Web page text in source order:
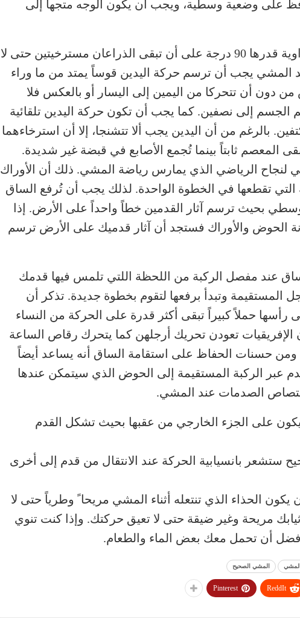
على وضعية وسطية، ويجب أن يكون الوجه متجهاً إلى
يجب أن يحافظ المرفقان على زاوية قدرها 90 درجة على أن تبقى الذراعان مسترخيتين حتى لا
المشي يجب أن ترسم حركة اليدين قوساً يمتد من ما وراء
أن تتحركا من اليمين إلى اليسار أو بالعكس فلا
الجسم إلى نصفين. كما يجب أن تكون حركة اليدين تلقائية
بالرغم من أن اليدين يجب ألا تتشنجا، إلا أن استرخاءهما
المعصم ثابتاً بينما تُجمع الأصابع في قبضة غير شديدة.
لنجاح الرياضي الذي يمارس رياضة المشي. ذلك أن الأوراك
تقطعها في الخطوة الواحدة. لذلك يجب أن تُرفع الساق
بحيث ترسم آثار القدمين خطاً واحداً على الأرض. إذا
الحوض والأوراك فستجد أن آثار قدميك على الأرض ترسم
عند مفصل الركبة من اللحظة اللتي تلمس فيها قدمك
المستقيمة وتبدأ برفعها لتقوم بخطوة جديدة. تذكر أن
رأسها حملاً كبيراً تبقى أكثر قدرة على الحركة من النساء
الإفريقيات تعودن تحريك أرجلهن كما يتحرك رقاص الساعة
حسنات الحفاظ على استقامة الساق أنه يساعد أيضاً
عبر الركبة المستقيمة إلى الحوض الذي سيتمكن عندها
الصدمات عند المشي.
على الجزء الخارجي من عقبها بحيث تشكل القدم
بانسيابية الحركة عند الانتقال من قدم إلى أخرى
الحذاء الذي تنتعله أثناء المشي مريحا ً وطرياً حتى لا
مريحة وغير ضيقة حتى لا تعيق حركتك. وإذا كنت تنوي
أن تحمل معك بعض الماء والطعام.
المشي المشي الصحيح
ReddIt
Pinterest